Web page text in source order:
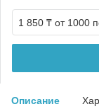
1 850 ₸ от 1000
Описание